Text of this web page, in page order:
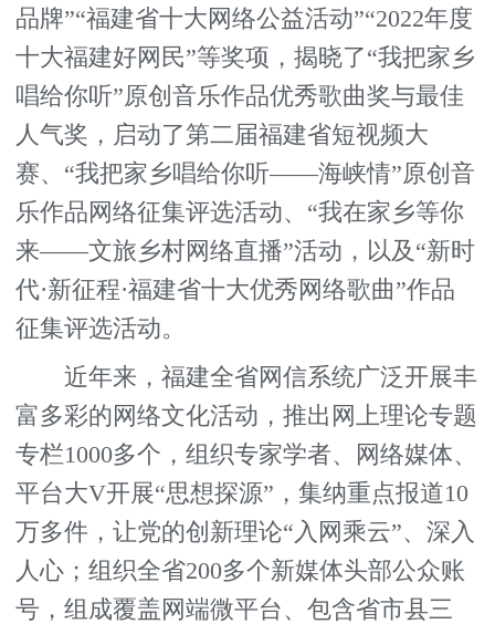
品牌”“福建省十大网络公益活动”“2022年度
十大福建好网民”等奖项，揭晓了“我把家乡
唱给你听”原创音乐作品优秀歌曲奖与最佳
人气奖，启动了第二届福建省短视频大
赛、“我把家乡唱给你听——海峡情”原创音
乐作品网络征集评选活动、“我在家乡等你
来——文旅乡村网络直播”活动，以及“新时
代·新征程·福建省十大优秀网络歌曲”作品
征集评选活动。
近年来，福建全省网信系统广泛开展丰
富多彩的网络文化活动，推出网上理论专题
专栏1000多个，组织专家学者、网络媒体、
平台大V开展“思想探源”，集纳重点报道10
万多件，让党的创新理论“入网乘云”、深入
人心；组织全省200多个新媒体头部公众账
号，组成覆盖网端微平台、包含省市县三